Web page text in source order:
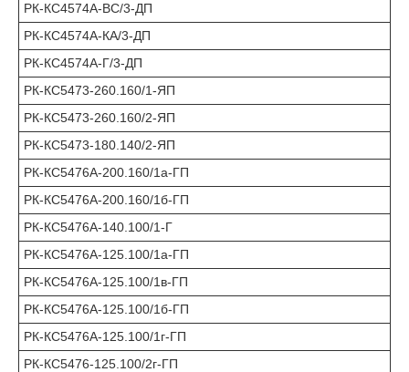
РК-КС4574А-ВС/3-ДП
РК-КС4574А-КА/3-ДП
РК-КС4574А-Г/3-ДП
РК-КС5473-260.160/1-ЯП
РК-КС5473-260.160/2-ЯП
РК-КС5473-180.140/2-ЯП
РК-КС5476А-200.160/1а-ГП
РК-КС5476А-200.160/1б-ГП
РК-КС5476А-140.100/1-Г
РК-КС5476А-125.100/1а-ГП
РК-КС5476А-125.100/1в-ГП
РК-КС5476А-125.100/1б-ГП
РК-КС5476А-125.100/1г-ГП
РК-КС5476-125.100/2г-ГП